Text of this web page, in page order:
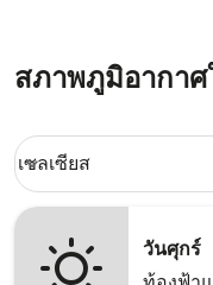
สภาพภูมิอากา
Weather unit option เ
เซลเซียส
keyboard_arrow_down
วันศุกร์